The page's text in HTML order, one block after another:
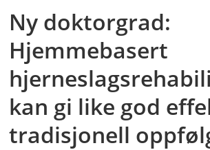
Ny doktorgrad:
Hjemmebasert
kan gi like god
tradisjonell